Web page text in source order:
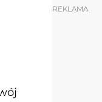
REKLAMA